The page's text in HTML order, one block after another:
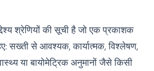
श्रेणियों की सूची है जो एक प्रकाशक
सख्ती से आवश्यक, कार्यात्मक, विश्लेषण,
या बायोमेट्रिक अनुमानों जैसे किसी